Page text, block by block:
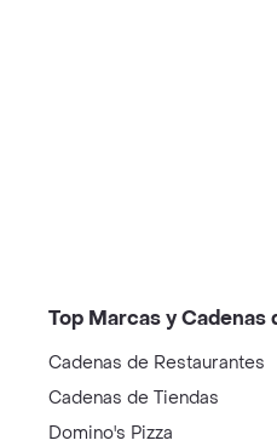
Top Marcas y Cadenas
Cadenas de Restaurantes
Cadenas de Tiendas
Domino's Pizza